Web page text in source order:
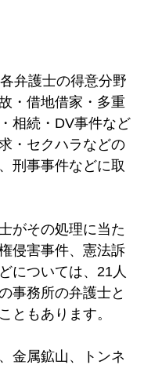
弁護士の得意分野
・借地借家・多重
相続・DV事件など
・セクハラなどの
刑事事件などに取
がその処理に当た
侵害事件、憲法訴
については、21人
事務所の弁護士と
ともあります。
金属鉱山、トンネ